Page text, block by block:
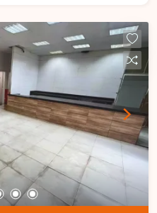
de enrolar e três
de janelas,
para diferentes
duas salas
e dois banheiros,
conforto e
comerciais. Uma
instalar sua
mais valorizadas e
MG. Entre em